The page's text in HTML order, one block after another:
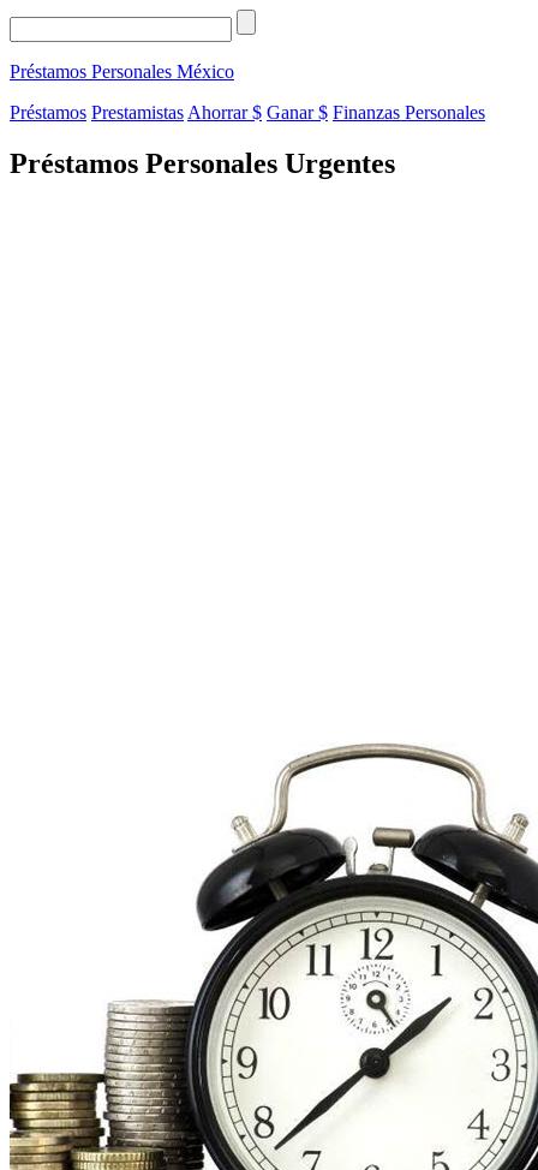
Préstamos Personales México
Préstamos Prestamistas Ahorrar $ Ganar $ Finanzas Personales
Préstamos Personales Urgentes